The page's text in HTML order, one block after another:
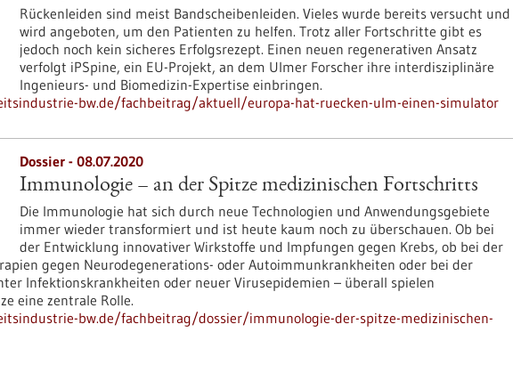
Rückenleiden sind meist Bandscheibenleiden. Vieles wurde bereits versucht und
wird angeboten, um den Patienten zu helfen. Trotz aller Fortschritte gibt es
jedoch noch kein sicheres Erfolgsrezept. Einen neuen regenerativen Ansatz
verfolgt iPSpine, ein EU-Projekt, an dem Ulmer Forscher ihre interdisziplinäre
Ingenieurs- und Biomedizin-Expertise einbringen.
bw.de/fachbeitrag/aktuell/europa-hat-ruecken-ulm-einen-simulator
Dossier - 08.07.2020
Immunologie – an der Spitze medizinischen Fortschritts
Die Immunologie hat sich durch neue Technologien und Anwendungsgebiete
immer wieder transformiert und ist heute kaum noch zu überschauen. Ob bei
der Entwicklung innovativer Wirkstoffe und Impfungen gegen Krebs, ob bei der
gegen Neurodegenerations- oder Autoimmunkrankheiten oder bei der
Infektionskrankheiten oder neuer Virusepidemien – überall spielen
eine zentrale Rolle.
bw.de/fachbeitrag/dossier/immunologie-der-spitze-medizinischen-